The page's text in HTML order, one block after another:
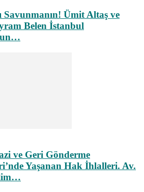
Savunmanın! Ümit Altaş ve
Belen İstanbul
ve Geri Gönderme
Yaşanan Hak İhlalleri. Av.